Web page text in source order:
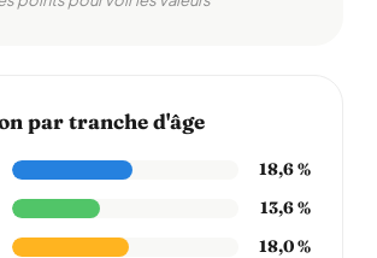
par tranche d'âge
18,6 %
13,6 %
18,0 %